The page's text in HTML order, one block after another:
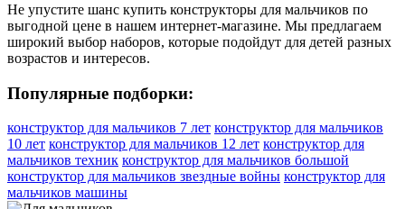
Не упустите шанс купить конструкторы для мальчиков по
выгодной цене в нашем интернет-магазине. Мы предлагаем
широкий выбор наборов, которые подойдут для детей разных
возрастов и интересов.
Популярные подборки:
конструктор для мальчиков 7 лет конструктор для мальчиков
10 лет конструктор для мальчиков 12 лет конструктор для
мальчиков техник конструктор для мальчиков большой
конструктор для мальчиков звездные войны конструктор для
мальчиков машины